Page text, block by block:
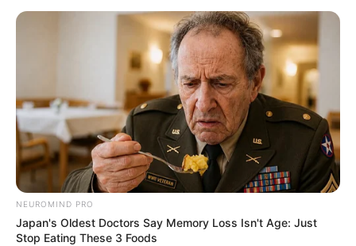
NEUROMIND PRO
Japan's Oldest Doctors Say Memory Loss Isn't Age: Just
Stop Eating These 3 Foods